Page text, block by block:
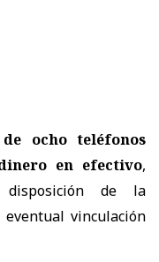
de ocho teléfonos
en efectivo,
de la
vinculación